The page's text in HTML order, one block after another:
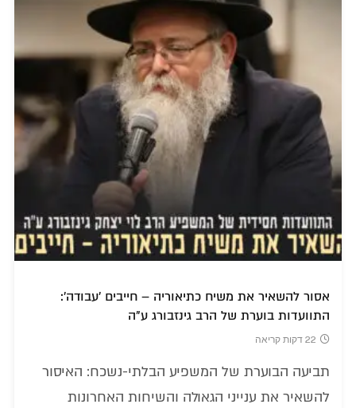
אסור להשאיר את משיח כתיאוריה – חייבים 'עבודה':
התוועדות בוערת של הרב גינזבורג ע"ה
22 דקות קריאה
תביעה הבוערת של המשפיע הבלתי-נשכח: האיסור
להשאיר את ענייני הגאולה והשיחות האחרונות